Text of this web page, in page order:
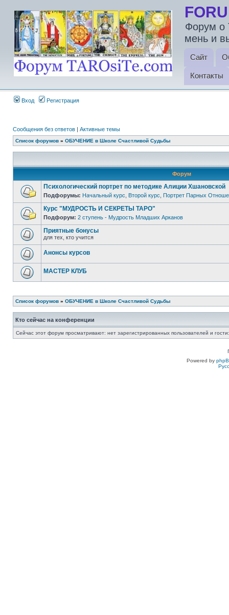
Форум о
мень и
Сайт
Контакты
Вход Регистрация
Сообщения без ответов | Активные темы
Список форумов » ОБУЧЕНИЕ в Школе Счастливой Судьбы
Форум
Психологический портрет по методике Алиции Хшановской
Подфорумы: Начальный курс Второй курс Портрет Парных
Курс "МУДРОСТЬ И СЕКРЕТЫ ТАРО"
Подфорум: 2 ступень - Мудрость Младших Арканов
Приятные бонусы
для тех, кто учится
Анонсы курсов
МАСТЕР КЛУБ
Список форумов » ОБУЧЕНИЕ в Школе Счастливой Судьбы
Кто сейчас на конференции
Сейчас этот форум просматривают: нет зарегистрированных пользователей и
Powered by